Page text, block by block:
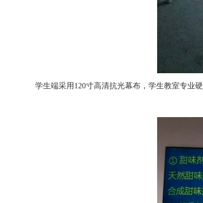
学生端采用120寸高清抗光幕布，学生教室专业